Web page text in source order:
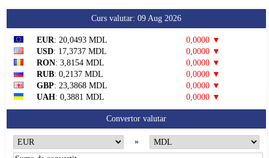
Curs valutar: 09 Aug 2026
EUR: 20,0493 MDL
0,0000 ▼
USD: 17,3737 MDL
0,0000 ▼
RON: 3,8154 MDL
0,0000 ▼
RUB: 0,2137 MDL
0,0000 ▼
GBP: 23,3868 MDL
0,0000 ▼
UAH: 0,3881 MDL 0,0000 ▼
Convertor valutar
»